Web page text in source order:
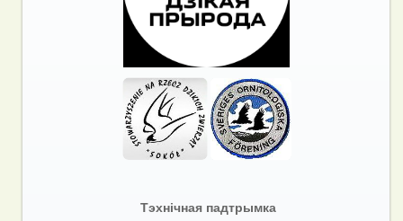
Тэхнічная падтрымка